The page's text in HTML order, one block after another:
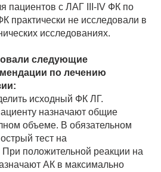
пациентов с ЛАГ III-IV ФК по
практически не исследовали в
исследованиях.
следующие
по лечению
исходный ФК ЛГ.
назначают общие
объеме. В обязательном
тест на
При положительной реакции на
АК в максимально